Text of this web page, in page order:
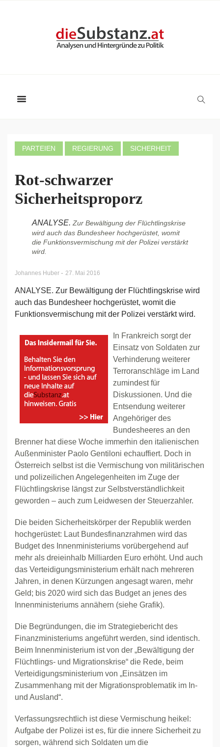
PARTEIEN REGIERUNG SICHERHEIT
Rot-schwarzer
Sicherheitsproporz
ANALYSE. Zur Bewältigung der Flüchtlingskrise
wird auch das Bundesheer hochgerüstet, womit
die Funktionsvermischung mit der Polizei verstärkt
wird.
Johannes Huber - 27. Mai 2016
ANALYSE. Zur Bewältigung der Flüchtlingskrise wird
auch das Bundesheer hochgerüstet, womit die
Funktionsvermischung mit der Polizei verstärkt wird.
In Frankreich sorgt der
Einsatz von Soldaten zur
Verhinderung weiterer
Terroranschläge im Land
zumindest für
Diskussionen. Und die
Entsendung weiterer
Angehöriger des
Bundesheeres an den
Brenner hat diese Woche immerhin den italienischen
Außenminister Paolo Gentiloni echauffiert. Doch in
Österreich selbst ist die Vermischung von militärischen
und polizeilichen Angelegenheiten im Zuge der
Flüchtlingskrise längst zur Selbstverständlichkeit
geworden – auch zum Leidwesen der Steuerzahler.
Die beiden Sicherheitskörper der Republik werden
hochgerüstet: Laut Bundesfinanzrahmen wird das
Budget des Innenministeriums vorübergehend auf
mehr als dreieinhalb Milliarden Euro erhöht. Und auch
das Verteidigungsministerium erhält nach mehreren
Jahren, in denen Kürzungen angesagt waren, mehr
Geld; bis 2020 wird sich das Budget an jenes des
Innenministeriums annähern (siehe Grafik).
Die Begründungen, die im Strategiebericht des
Finanzministeriums angeführt werden, sind identisch.
Beim Innenministerium ist von der „Bewältigung der
Flüchtlings- und Migrationskrise“ die Rede, beim
Verteidigungsministerium von „Einsätzen im
Zusammenhang mit der Migrationsproblematik im In-
und Ausland“.
Verfassungsrechtlich ist diese Vermischung heikel:
Aufgabe der Polizei ist es, für die innere Sicherheit zu
sorgen, während sich Soldaten um die